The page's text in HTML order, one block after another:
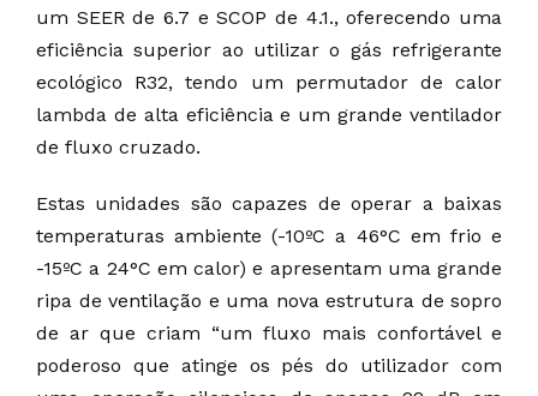
um SEER de 6.7 e SCOP de 4.1., oferecendo uma
eficiência superior ao utilizar o gás refrigerante
ecológico R32, tendo um permutador de calor
lambda de alta eficiência e um grande ventilador
de fluxo cruzado.
Estas unidades são capazes de operar a baixas
temperaturas ambiente (-10ºC a 46°C em frio e
-15ºC a 24°C em calor) e apresentam uma grande
ripa de ventilação e uma nova estrutura de sopro
de ar que criam “um fluxo mais confortável e
poderoso que atinge os pés do utilizador com